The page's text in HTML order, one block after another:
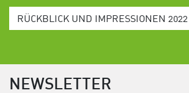
RÜCKBLICK UND IMPRESSIONEN 2022
NEWSLETTER